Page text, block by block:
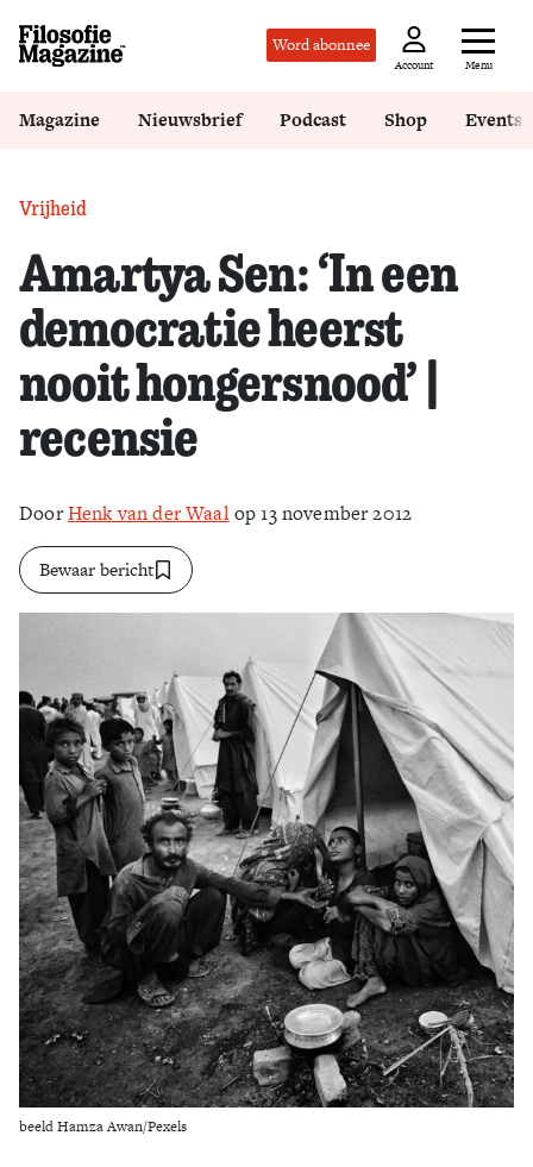
Word abonnee
Account Menu
Magazine Nieuwsbrief Podcast Shop Events
Vrijheid
Amartya Sen: ‘In een
democratie heerst
nooit hongersnood’ |
recensie
DoorHenk van der Waal op 13 november 2012
Bewaar bericht
beeld Hamza Awan/Pexels